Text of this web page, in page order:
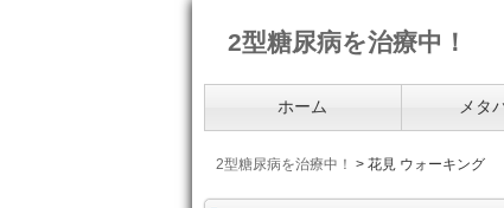
2型糖尿病を治療中！
ホーム メタ
2型糖尿病を治療中！ > 花見 ウォーキング